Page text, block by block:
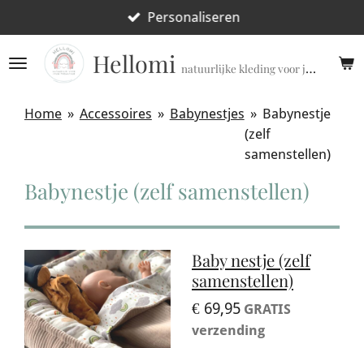
direct
naar
Hellomi natuurlijke kleding voor jouw prematuur!
Personaliseren
Home » Accessoires » Babynestjes » Babynestje
(zelf
samenstellen)
Babynestje (zelf samenstellen)
Baby nestje (zelf
samenstellen)
€ 69,95 GRATIS
verzending